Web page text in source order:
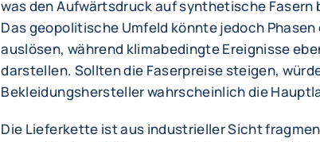
was den Aufwärtsdruck auf synthetische Fasern
Das geopolitische Umfeld könnte jedoch
auslösen, während klimabedingte Ereignisse
darstellen. Sollten die Faserpreise steigen,
Bekleidungshersteller wahrscheinlich die
Die Lieferkette ist aus industrieller Sicht